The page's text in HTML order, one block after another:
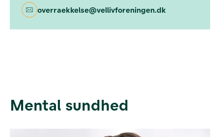
overraekkelse@vellivforeningen.dk
Mental sundhed